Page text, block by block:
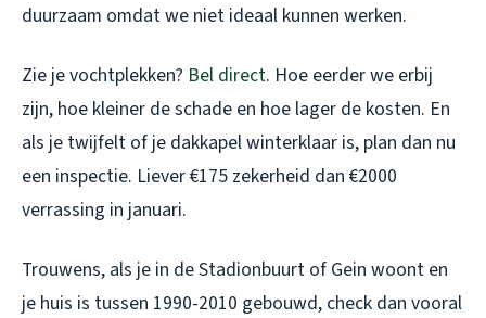
duurzaam omdat we niet ideaal kunnen werken.
Zie je vochtplekken? Bel direct. Hoe eerder we erbij
zijn, hoe kleiner de schade en hoe lager de kosten. En
als je twijfelt of je dakkapel winterklaar is, plan dan nu
een inspectie. Liever €175 zekerheid dan €2000
verrassing in januari.
Trouwens, als je in de Stadionbuurt of Gein woont en
je huis is tussen 1990-2010 gebouwd, check dan vooral